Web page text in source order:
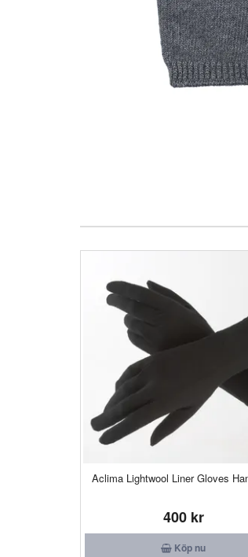
Aclima Lightwool Liner Gloves
400 kr
Köp nu